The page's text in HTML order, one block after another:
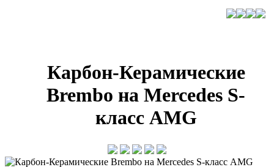
Карбон-Керамические
Brembo на Mercedes S-
класс AMG